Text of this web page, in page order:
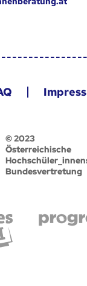
© 2023
Österreichische
Bundesvertretung